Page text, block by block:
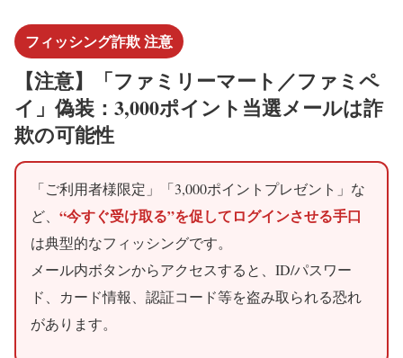
フィッシング詐欺 注意
【注意】「ファミリーマート／ファミペ
イ」偽装：3,000ポイント当選メールは詐
欺の可能性
「ご利用者様限定」「3,000ポイントプレゼント」な
ど、 “今すぐ受け取る”を促してログインさせる手口
は典型的なフィッシングです。
メール内ボタンからアクセスすると、ID/パスワー
ド、カード情報、認証コード等を盗み取られる恐れ
があります。